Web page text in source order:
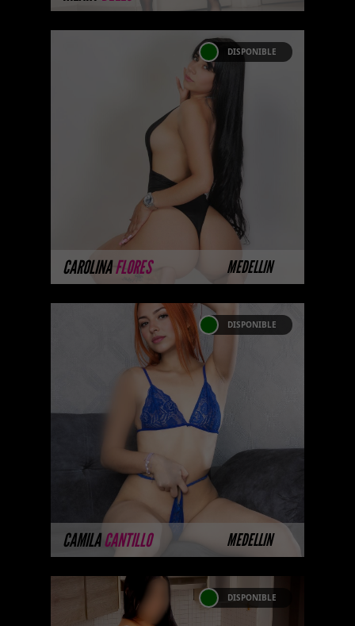
CAROLINAFLORES MEDELLIN
DISPONIBLE
Próximamente.... Algunas de
nuestras modelos aún no tienen
imágenes disponibles en la web
porque están completando su
MÁS INFORMACIÓN
CAMILACANTILLO MEDELLIN
DISPONIBLE
CAMILA CANTILLO
Hola soy una blanquita de 18
años de edad, mi cabello es
Cobrizo y tengo tetas lindas
tetas, ansiosa y lista para
cumplirte en tod ...
MÁS INFORMACIÓN
DISPONIBLE
KORINA